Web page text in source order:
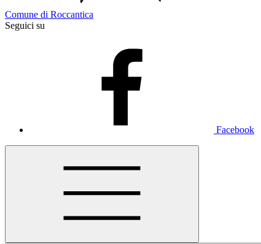
Comune di Roccantica
Seguici su
Facebook